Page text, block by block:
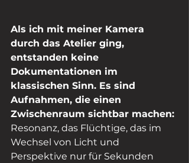
Als ich mit meiner Kamera
durch das Atelier ging,
entstanden keine
Dokumentationen im
klassischen Sinn. Es sind
Aufnahmen, die einen
Zwischenraum sichtbar machen:
Resonanz, das Flüchtige, das im
Wechsel von Licht und
Perspektive nur für Sekunden